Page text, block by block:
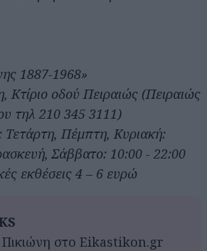
1887-1968»
οδού Πειραιώς (Πειραιώς
τηλ 210 345 3111)
Τετάρτη, Πέμπτη, Κυριακή:
Σάββατο: 10:00 - 22:00
εκθέσεις 4 – 6 ευρώ
στο Eikastikon.gr